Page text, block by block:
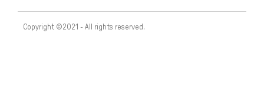
Copyright ©2021 - All rights reserved.